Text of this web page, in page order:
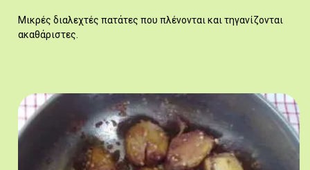
Μικρές διαλεχτές πατάτες που πλένονται και τηγανίζονται
ακαθάριστες.